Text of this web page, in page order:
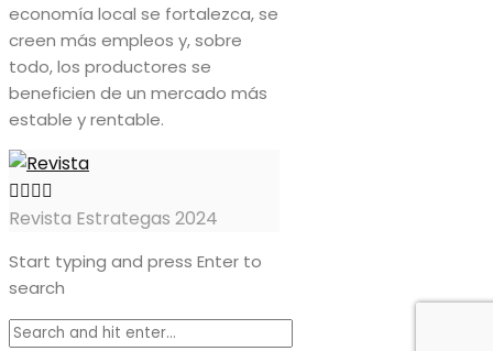
economía local se fortalezca, se
creen más empleos y, sobre
todo, los productores se
beneficien de un mercado más
estable y rentable.
Revista Estrategas 2024
Start typing and press Enter to
search